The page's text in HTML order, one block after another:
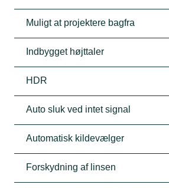
Muligt at projektere bagfra
Indbygget højttaler
HDR
Auto sluk ved intet signal
Automatisk kildevælger
Forskydning af linsen